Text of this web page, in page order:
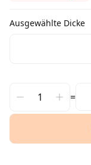
Ausgewählte Dicke
=